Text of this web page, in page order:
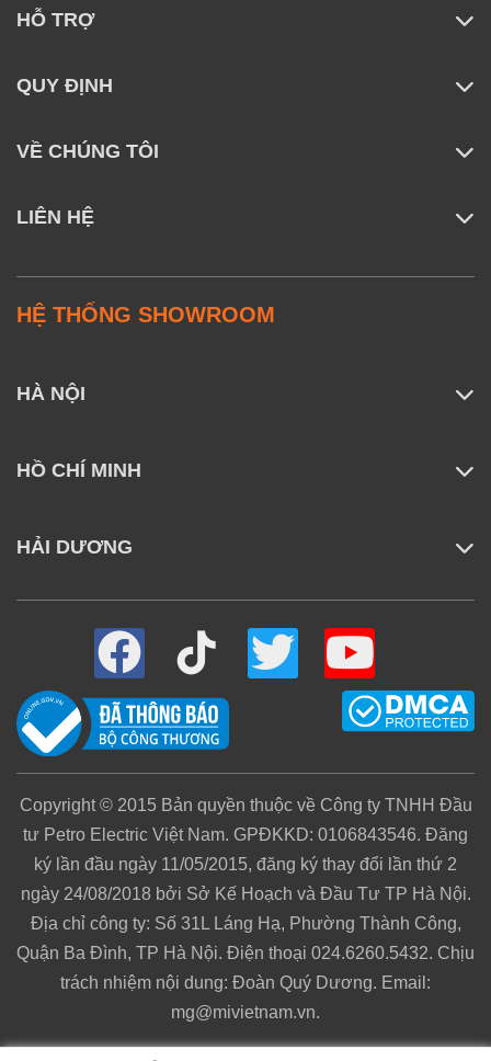
HỖ TRỢ
QUY ĐỊNH
VỀ CHÚNG TÔI
LIÊN HỆ
HỆ THỐNG SHOWROOM
HÀ NỘI
HỒ CHÍ MINH
HẢI DƯƠNG
Copyright © 2015 Bản quyền thuộc về Công ty TNHH Đầu
tư Petro Electric Việt Nam. GPĐKKD: 0106843546. Đăng
ký lần đầu ngày 11/05/2015, đăng ký thay đổi lần thứ 2
ngày 24/08/2018 bởi Sở Kế Hoạch và Đầu Tư TP Hà Nội.
Địa chỉ công ty: Số 31L Láng Hạ, Phường Thành Công,
Quận Ba Đình, TP Hà Nội. Điện thoại 024.6260.5432. Chịu
trách nhiệm nội dung: Đoàn Quý Dương. Email:
mg@mivietnam.vn.